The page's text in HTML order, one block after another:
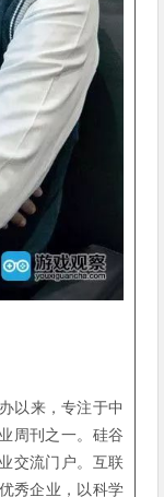
以来，专注于中
周刊之一。硅谷
交流门户。互联
秀企业，以科学